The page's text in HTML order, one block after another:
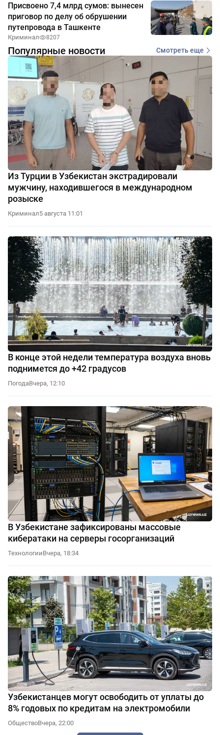
Присвоено 7,4 млрд сумов: вынесен
приговор по делу об обрушении
путепровода в Ташкенте
Криминал 8207
Популярные новости Смотреть еще
Из Турции в Узбекистан экстрадировали
мужчину, находившегося в международном
розыске
Криминал5 августа 11:01
В конце этой недели температура воздуха вновь
поднимется до +42 градусов
ПогодаВчера, 12:10
В Узбекистане зафиксированы массовые
кибератаки на серверы госорганизаций
ТехнологииВчера, 18:34
Узбекистанцев могут освободить от уплаты до
8% годовых по кредитам на электромобили
ОбществоВчера, 22:00